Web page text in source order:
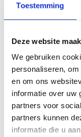
Toestemming
Deze website
We gebruiken
personaliseren,
en om ons
informatie over uw
partners voor
partners kunnen
informatie die u
Roosters:65903